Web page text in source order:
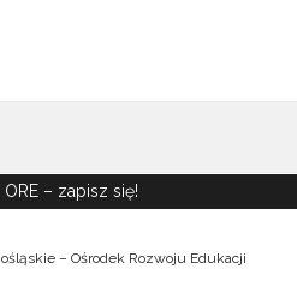
– zapisz się!
– Ośrodek Rozwoju Edukacji